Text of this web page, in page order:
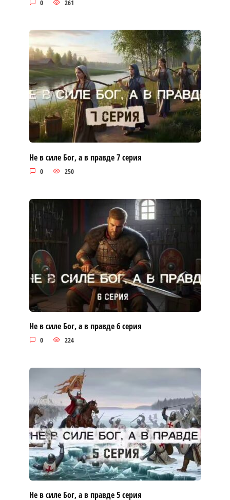
0 261
Не в силе Бог, а в правде 7 серия
0 250
Не в силе Бог, а в правде 6 серия
0 224
Не в силе Бог, а в правде 5 серия